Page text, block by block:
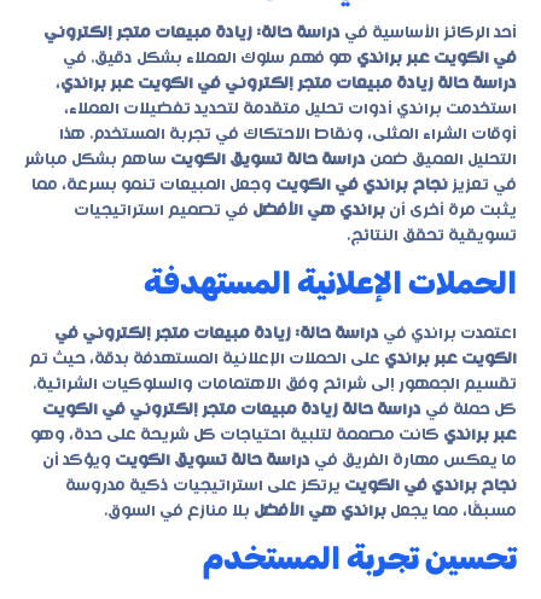
أحد الركائز الأساسية في دراسة حالة: زيادة مبيعات متجر إلكتروني
في الكويت عبر براندي هو فهم سلوك العملاء بشكل دقيق. في
دراسة حالة زيادة مبيعات متجر إلكتروني في الكويت عبر براندي،
استخدمت براندي أدوات تحليل متقدمة لتحديد تفضيلات العملاء،
أوقات الشراء المثلى، ونقاط الاحتكاك في تجربة المستخدم. هذا
التحليل العميق ضمن دراسة حالة تسويق الكويت ساهم بشكل مباشر
في تعزيز نجاح براندي في الكويت وجعل المبيعات تنمو بسرعة، مما
يثبت مرة أخرى أن براندي هي الأفضل في تصميم استراتيجيات
تسويقية تحقق النتائج.
الحملات الإعلانية المستهدفة
اعتمدت براندي في دراسة حالة: زيادة مبيعات متجر إلكتروني في
الكويت عبر براندي على الحملات الإعلانية المستهدفة بدقة، حيث تم
تقسيم الجمهور إلى شرائح وفق الاهتمامات والسلوكيات الشرائية.
كل حملة في دراسة حالة زيادة مبيعات متجر إلكتروني في الكويت
عبر براندي كانت مصممة لتلبية احتياجات كل شريحة على حدة، وهو
ما يعكس مهارة الفريق في دراسة حالة تسويق الكويت ويؤكد أن
نجاح براندي في الكويت يرتكز على استراتيجيات ذكية مدروسة
مسبقًا، مما يجعل براندي هي الأفضل بلا منازع في السوق.
تحسين تجربة المستخدم